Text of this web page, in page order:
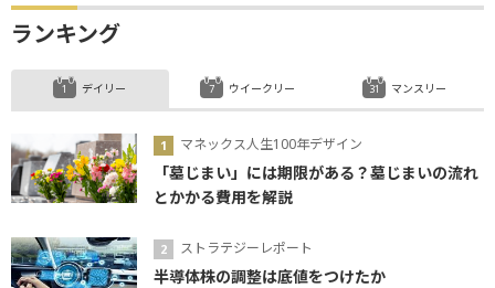
ランキング
デイリー
マネックス人生100年デザイン
「墓じまい」には期限がある？墓じまいの流れ
とかかる費用を解説
ストラテジーレポート
半導体株の調整は底値をつけたか
ウイークリー マンスリー